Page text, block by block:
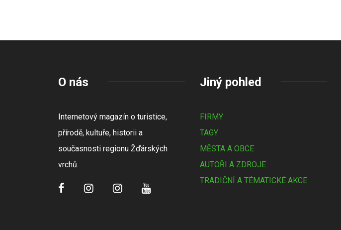
O nás
Internetový magazín o turistice,
přírodě, kultuře, historii a
současnosti regionu Žďárských
vrchů.
Jiný pohled
FIRMY
TAGY
MĚSTA A OBCE
AUTOŘI A ZDROJE
TRADIČNÍ A TÉMATICKÉ AKCE